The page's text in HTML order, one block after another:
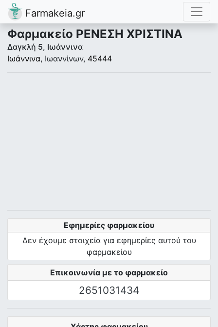
Farmakeia.gr
Φαρμακείο ΡΕΝΕΣΗ ΧΡΙΣΤΙΝΑ
Δαγκλή 5, Ιωάννινα
Ιωάννινα, Ιωαννίνων, 45444
Επικοινωνία με το φαρμακείο
2651031434
Εφημερίες φαρμακείου
Δεν έχουμε στοιχεία για εφημερίες αυτού του
φαρμακείου